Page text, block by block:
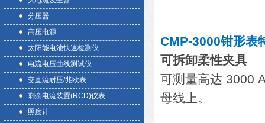
分压器
高压电源
太阳能电池快速检测仪
电流电压曲线测试仪
交直流耐压/兆欧表
剩余电流装置(RCD)仪表
照度计
CMP-3000钳形表
可拆卸柔性夹具
可测量高达 3000
母线上。